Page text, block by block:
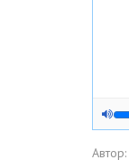
Автор: